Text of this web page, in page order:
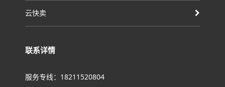
云快卖
联系详情
服务专线：18211520804